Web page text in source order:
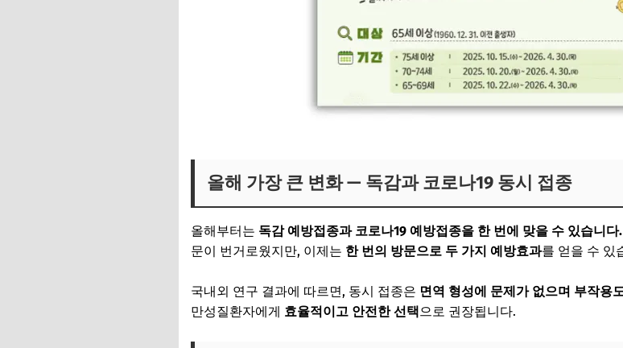
올해 가장 큰 변화 — 독감과 코로나19 동시 접종
올해부터는 독감 예방접종과 코로나19 예방접종을 한 번에 맞을 수 있습니다.
문이 번거로웠지만, 이제는 한 번의 방문으로 두 가지 예방효과를 얻을 수 있
국내외 연구 결과에 따르면, 동시 접종은 면역 형성에 문제가 없으며 부작용
만성질환자에게 효율적이고 안전한 선택으로 권장됩니다.